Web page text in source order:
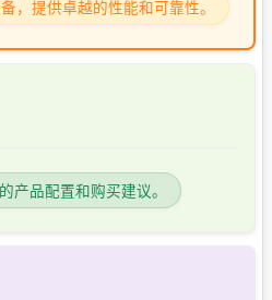
，提供卓越的性能和可靠性。
产品配置和购买建议。